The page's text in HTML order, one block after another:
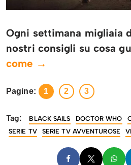
Ogni settimana migliaia
nostri consigli su cosa
come →
Pagine: 1 2 3
Tag: BLACK SAILS DOCTOR WHO
SERIE TV
SERIE TV AVVENTUROSE